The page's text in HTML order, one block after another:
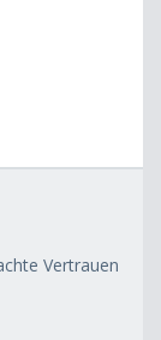
Vertrauen